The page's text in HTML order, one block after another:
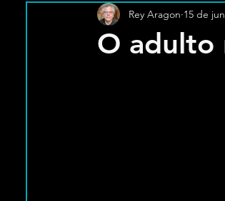
O adulto
Rey Aragon 15 de